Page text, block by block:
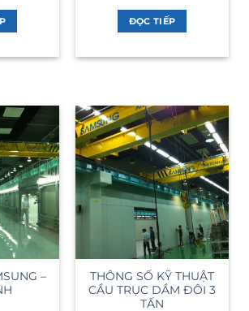
ĐỌC TIẾP
–
THÔNG SỐ KỸ THUẬT
CẦU TRỤC DẦM ĐÔI 3
TẤN